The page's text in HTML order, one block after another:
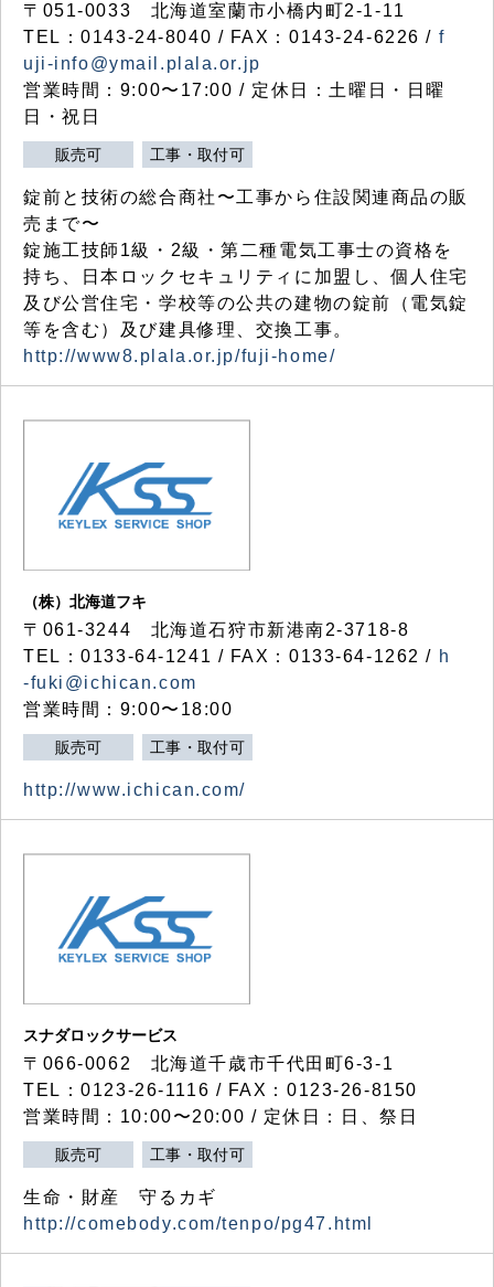
〒051-0033 北海道室蘭市小橋内町2-1-11
TEL：0143-24-8040 / FAX：0143-24-6226 / f
uji-info@ymail.plala.or.jp
営業時間：9:00〜17:00 / 定休日：土曜日・日曜
日・祝日
販売可 工事・取付可
錠前と技術の総合商社〜工事から住設関連商品の販
売まで〜
錠施工技師1級・2級・第二種電気工事士の資格を
持ち、日本ロックセキュリティに加盟し、個人住宅
及び公営住宅・学校等の公共の建物の錠前（電気錠
等を含む）及び建具修理、交換工事。
http://www8.plala.or.jp/fuji-home/
（株）北海道フキ
〒061-3244 北海道石狩市新港南2-3718-8
TEL：0133-64-1241 / FAX：0133-64-1262 / h
-fuki@ichican.com
営業時間：9:00〜18:00
販売可 工事・取付可
http://www.ichican.com/
スナダロックサービス
〒066-0062 北海道千歳市千代田町6-3-1
TEL：0123-26-1116 / FAX：0123-26-8150
営業時間：10:00〜20:00 / 定休日：日、祭日
販売可 工事・取付可
生命・財産 守るカギ
http://comebody.com/tenpo/pg47.html